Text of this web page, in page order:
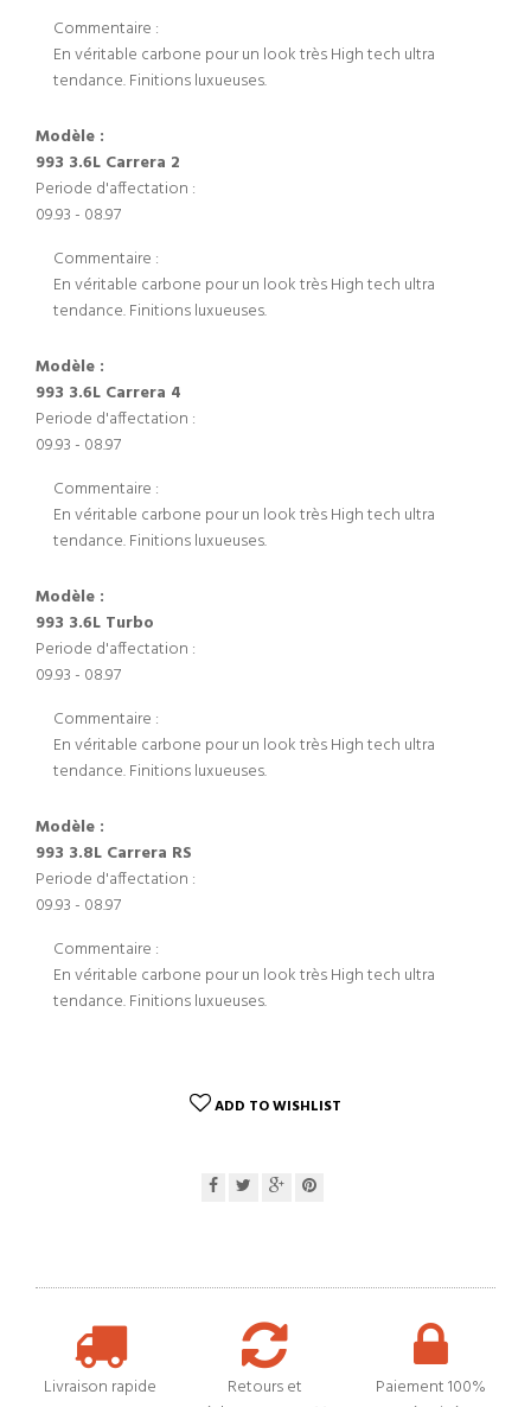
Commentaire :
En véritable carbone pour un look très High tech ultra
tendance. Finitions luxueuses.
Modèle :
993 3.6L Carrera 2
Periode d'affectation :
09.93 - 08.97
Commentaire :
En véritable carbone pour un look très High tech ultra
tendance. Finitions luxueuses.
Modèle :
993 3.6L Carrera 4
Periode d'affectation :
09.93 - 08.97
Commentaire :
En véritable carbone pour un look très High tech ultra
tendance. Finitions luxueuses.
Modèle :
993 3.6L Turbo
Periode d'affectation :
09.93 - 08.97
Commentaire :
En véritable carbone pour un look très High tech ultra
tendance. Finitions luxueuses.
Modèle :
993 3.8L Carrera RS
Periode d'affectation :
09.93 - 08.97
Commentaire :
En véritable carbone pour un look très High tech ultra
tendance. Finitions luxueuses.
ADD TO WISHLIST
Livraison rapide
Retours et
Paiement 100%